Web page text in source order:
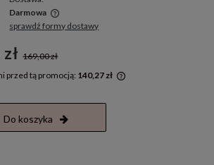
Darmowa
ewentualnych kosztów płatności
sprawdź formy dostawy
169,00 zł
przed tą promocją: 140,27 zł
Do koszyka